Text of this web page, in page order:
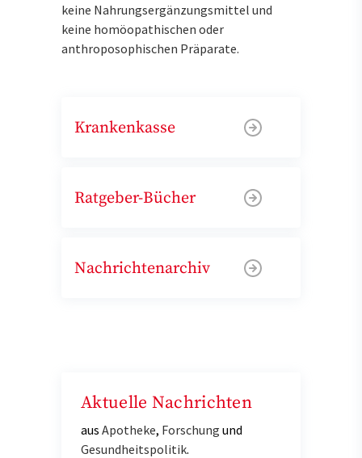
keine Nahrungsergänzungsmittel und
keine homöopathischen oder
anthroposophischen Präparate.
Krankenkasse
Ratgeber-Bücher
Nachrichtenarchiv
Aktuelle Nachrichten
aus Apotheke, Forschung und
Gesundheitspolitik.